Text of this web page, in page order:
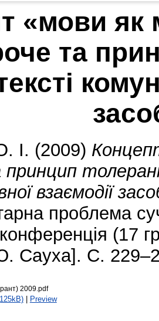
«мови як
та
І. (2009)
взаємодії
проблема
(17
Сауха]. С.
2009.pdf
| Preview